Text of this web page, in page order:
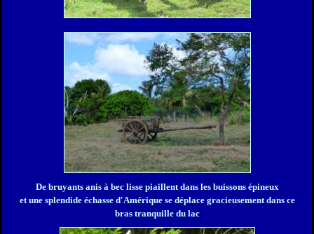
De bruyants anis à bec lisse piaillent dans les buissons épineux
et une splendide échasse d'Amérique se déplace gracieusement dans ce
bras tranquille du lac